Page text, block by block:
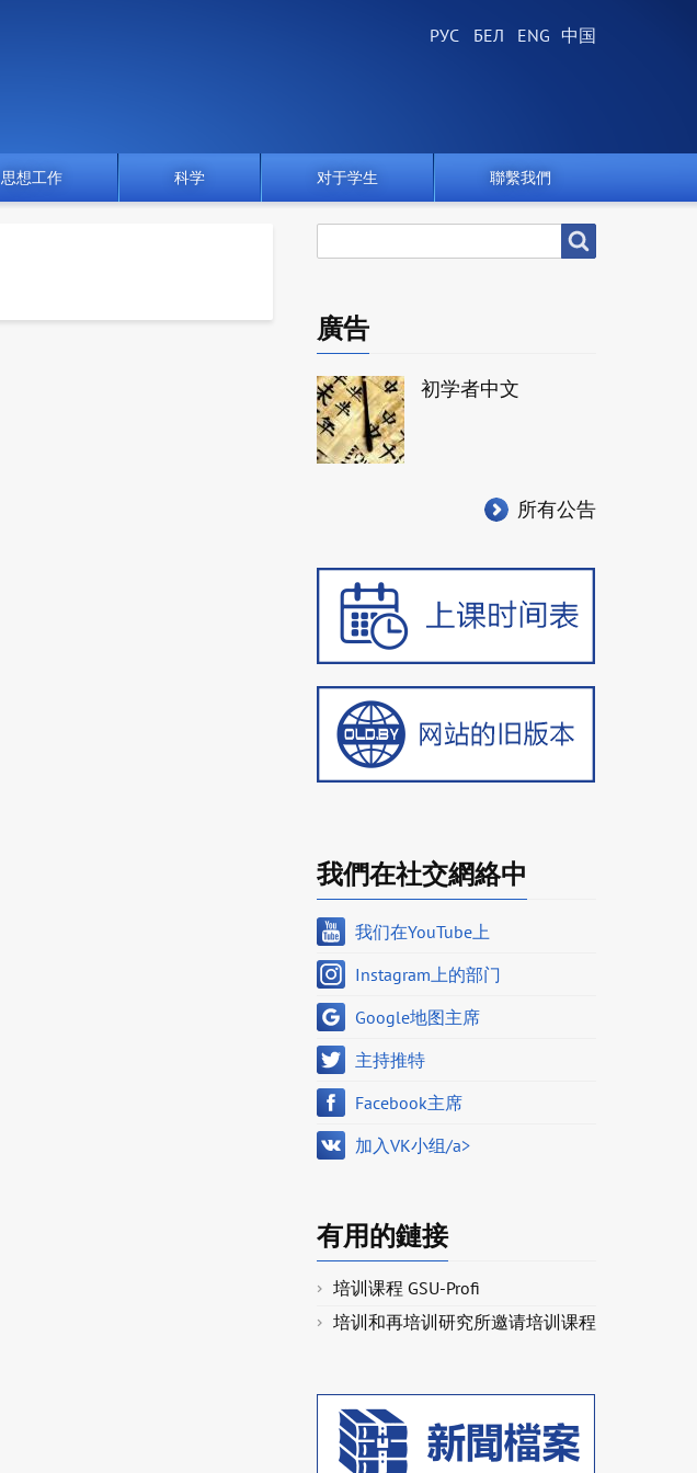
思想工作 科学 对于学生 聯繫我們
尋
廣告
初学者中文
所有公告
我們在社交網絡中
我们在YouTube上
Instagram上的部门
Google地图主席
主持推特
Facebook主席
加入VK小组/a>
有用的鏈接
培训课程 GSU-Profi
培训和再培训研究所邀请培训课程